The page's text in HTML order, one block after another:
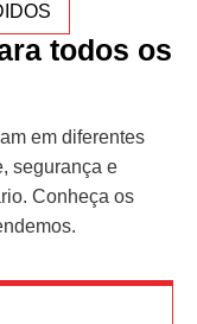
todos os
em diferentes
segurança e
Conheça os